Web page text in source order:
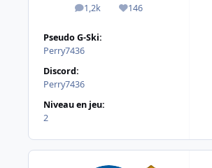
1,2k
messages146
Réputation
Pseudo G-Ski:
Perry7436
Discord:
Perry7436
Niveau en jeu:
2